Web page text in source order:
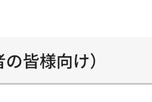
皆様向け）